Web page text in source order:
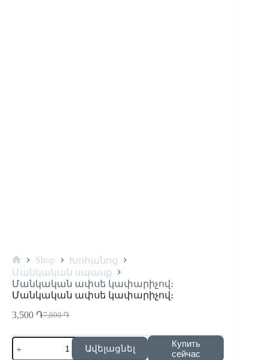
Shop
Խոհանոց
Մանկական սպասք
Մանկական ափսե կափարիչով։
Մանկական ափսե կափարիչով։
7,000֏
3,500 ֏
Ավելացնել
Купить
сейчас